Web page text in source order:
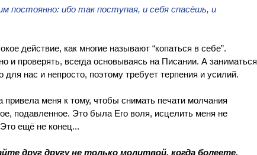
постоянно: ибо так поступая, и себя спасёшь, и
действие, как многие называют “копаться в себе”.
и проверять, всегда основываясь на Писании. А заниматься
нас и непросто, поэтому требует терпения и усилий.
меня к тому, чтобы снимать печати молчания
подавленное. Это была Его воля, исцелить меня не
ещё не конец...
друг другу не только молитвой, когда болеете.